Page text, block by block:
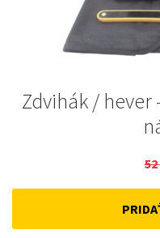
Zdvihák / hever
52